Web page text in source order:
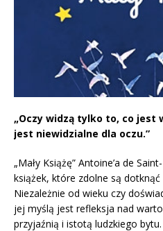
„Oczy widzą tylko to, co jest
jest niewidzialne dla oczu.”
„Mały Książę” Antoine’a de
książek, które zdolne są
Niezależnie od wieku czy
jej myślą jest refleksja nad
przyjaźnią i istotą ludzkiego